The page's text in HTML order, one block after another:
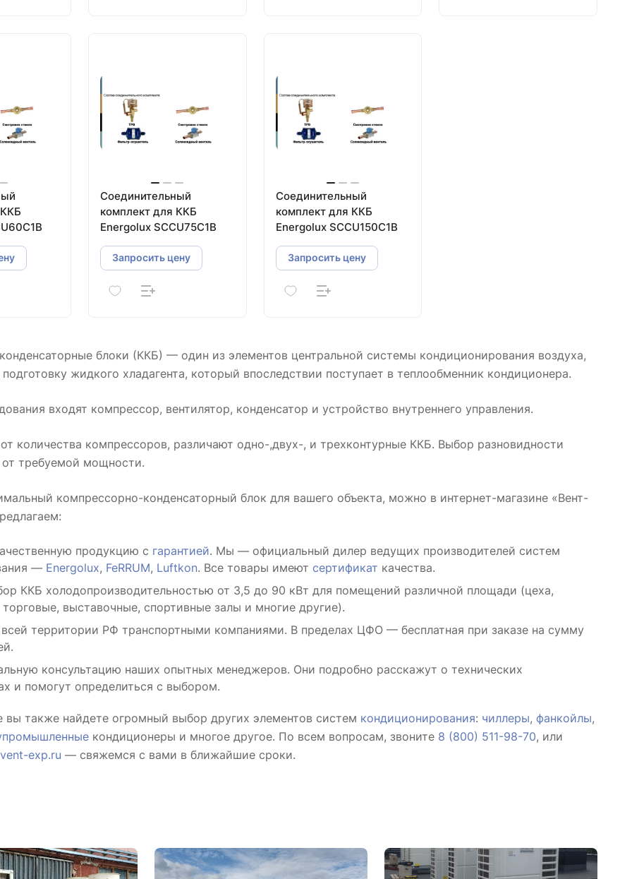
Соединительный
комплект для ККБ
Energolux SCCU75C1B
Запросить цену
Соединительный
комплект для ККБ
Energolux SCCU150C1B
Запросить цену
блоки (ККБ) — один из элементов центральной системы кондиционирования воздуха,
жидкого хладагента, который впоследствии поступает в теплообменник кондиционера.
входят компрессор, вентилятор, конденсатор и устройство внутреннего управления.
количества компрессоров, различают одно-,двух-, и трехконтурные ККБ. Выбор разновидности
от требуемой мощности.
компрессорно-конденсаторный блок для вашего объекта, можно в интернет-магазине «Вент-
продукцию с гарантией. Мы — официальный дилер ведущих производителей систем
— Energolux, FeRRUM, Luftkon. Все товары имеют сертификат качества.
ККБ холодопроизводительностью от 3,5 до 90 кВт для помещений различной площади (цеха,
выставочные, спортивные залы и многие другие).
территории РФ транспортными компаниями. В пределах ЦФО — бесплатная при заказе на сумму
консультацию наших опытных менеджеров. Они подробно расскажут о технических
и помогут определиться с выбором.
вы также найдете огромный выбор других элементов систем кондиционирования: чиллеры, фанкойлы,
кондиционеры и многое другое. По всем вопросам, звоните 8 (800) 511-98-70, или
exp.ru — свяжемся с вами в ближайшие сроки.